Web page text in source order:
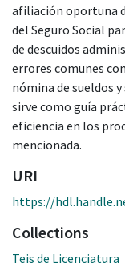
afiliación oportuna
del Seguro Social
de descuidos
errores comunes
nómina de sueldos
sirve como guía
eficiencia en los
mencionada.
URI
https://
Collections
Teis de Licenciatura